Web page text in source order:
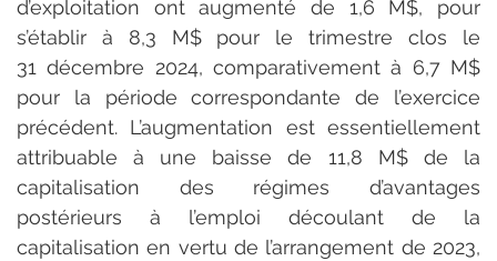
d’exploitation ont augmenté de 1,6 M$, pour
s’établir à 8,3 M$ pour le trimestre clos le
31 décembre 2024, comparativement à 6,7 M$
pour la période correspondante de l’exercice
précédent. L’augmentation est essentiellement
attribuable à une baisse de 11,8 M$ de la
capitalisation des régimes d’avantages
postérieurs à l’emploi découlant de la
capitalisation en vertu de l’arrangement de 2023,